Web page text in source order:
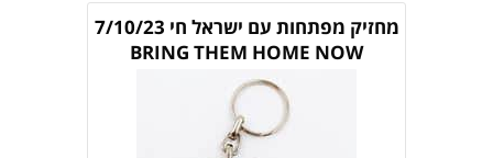
מחזיק מפתחות עם ישראל חי 7/10/23
BRING THEM HOME NOW